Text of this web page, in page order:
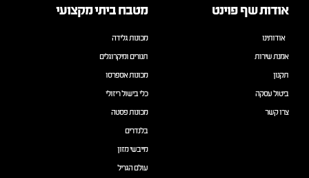
אודות שף פוינט
אודותינו
אמנת שירות
תקנון
ביטול עסקה
צרו קשר
מטבח ביתי מקצועי
מכונות גלידה
תנורים ומיקרוגלים
מכונות אספרסו
כלי בישול ריזולי
מכונות פסטה
בלנדרים
מייבשי מזון
עולם הגריל